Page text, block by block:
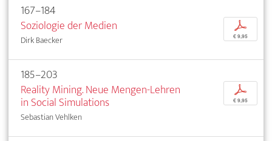
167–184
Soziologie der Medien
Dirk Baecker
p
€ 9,95
185–203
Reality Mining. Neue Mengen-Lehren
in Social Simulations
Sebastian Vehlken
p
€ 9,95